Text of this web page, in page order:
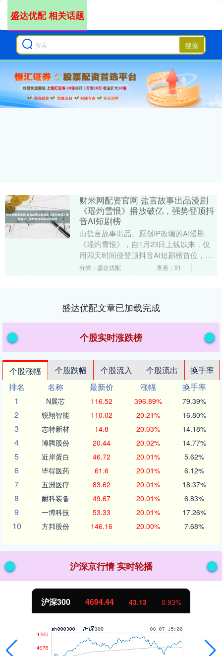
搜索
盛达优配 相关话题
财米网配资官网 盐言故事出品漫剧
《瑶灼雪恨》播放破亿，强势登顶抖
音AI短剧榜
由盐言故事出品、原创IP改编的AI漫剧
《瑶灼雪恨》，自1月23日上线以来，仅
用四天时间便登顶抖音AI短剧榜首位，截
至目前累计播放量已突破1亿次。这部作品
分类：盛达优配 查看：91
盛达优配文章已加载完成
个股实时涨跌榜
个股涨幅 个股跌幅 个股流入 个股流出
换手率
排名
名称 最新价 涨幅
换手率
1
N展芯 116.52 396.89% 79.39%
2 锐翔智能 110.02 20.21% 16.80%
3 志特新材 14.8 20.03% 14.18%
4 博腾股份 20.44 20.02% 14.77%
5 近岸蛋白 46.72 20.01% 5.62%
6 毕得医药 61.6 20.01% 6.12%
7 五洲医疗 83.62 20.01% 18.37%
8 耐科装备 49.67 20.01% 6.83%
9 一博科技 53.33 20.01% 17.26%
10 方邦股份 146.16 20.00% 7.68%
沪深京行情 实时轮播
沪深300 4694.44 43.13 0.93%